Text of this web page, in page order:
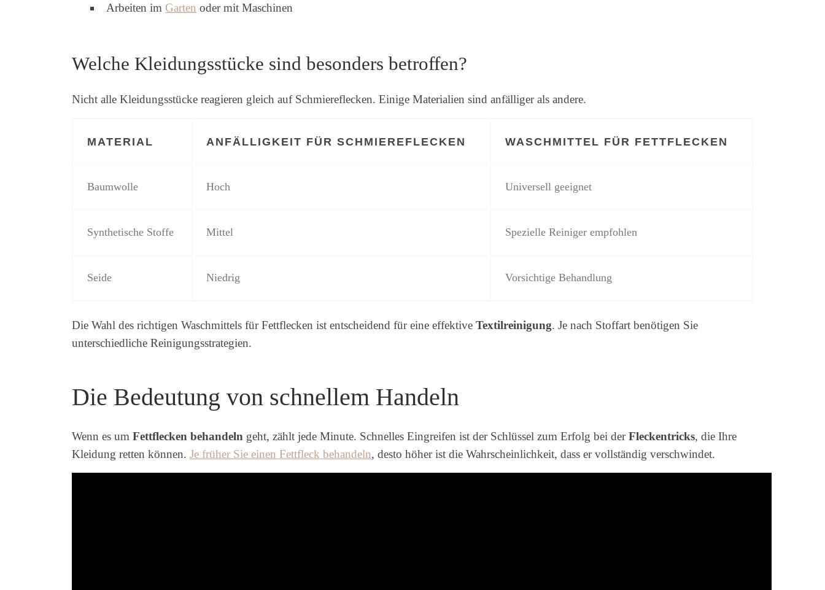
Arbeiten im Garten oder mit Maschinen
Welche Kleidungsstücke sind besonders betroffen?
Nicht alle Kleidungsstücke reagieren gleich auf Schmiereflecken. Einige Materialien sind anfälliger als andere.
MATERIAL ANFÄLLIGKEIT FÜR SCHMIEREFLECKEN WASCHMITTEL FÜR FETTFLECKEN
Baumwolle Hoch Universell geeignet
Synthetische Stoffe Mittel Spezielle Reiniger empfohlen
Seide Niedrig Vorsichtige Behandlung
Die Wahl des richtigen Waschmittels für Fettflecken ist entscheidend für eine effektive Textilreinigung. Je nach Stoffart benötigen Sie
unterschiedliche Reinigungsstrategien.
Die Bedeutung von schnellem Handeln
Wenn es um Fettflecken behandeln geht, zählt jede Minute. Schnelles Eingreifen ist der Schlüssel zum Erfolg bei derFleckentricks, die Ihre
Kleidung retten können. Je früher Sie einen Fettfleck behandeln, desto höher ist die Wahrscheinlichkeit, dass er vollständig verschwindet.